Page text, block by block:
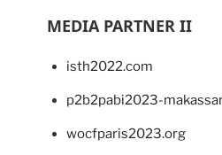
MEDIA PARTNER II
isth2022.com
p2b2pabi2023-
wocfparis2023.org